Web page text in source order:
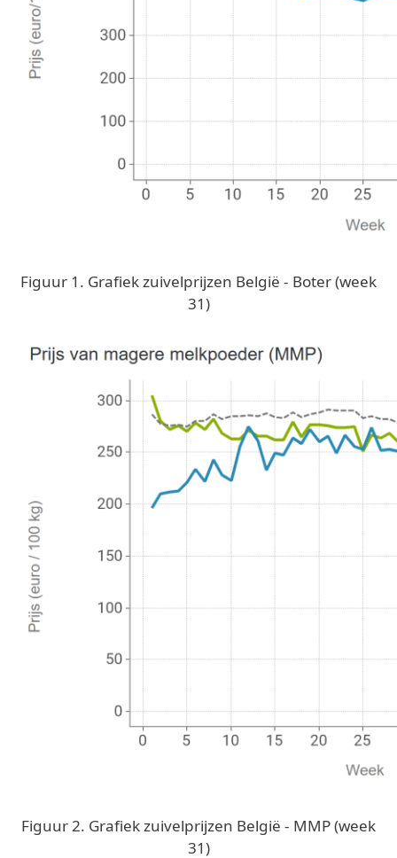
Figuur 1. Grafiek zuivelprijzen België - Boter (week
31)
Figuur 2. Grafiek zuivelprijzen België - MMP (week
31)